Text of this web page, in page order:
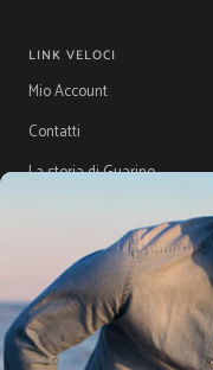
LINK VELOCI
Mio Account
Contatti
La storia di Guarino
Guida Taglie
Acquista ora, Paga dopo con
Klarna